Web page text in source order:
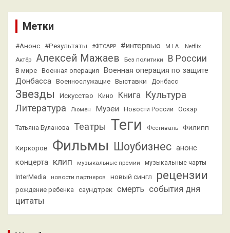
Метки
#Анонс #Результаты #ФТСАРР #интервью M.I.A. Netflix
Актёр Алексей Мажаев Без политики В России
В мире Военная операция
Военная операция по защите
Донбасса
Военнослужащие Выставки Донбасс
Звезды Искусство Кино Книга Культура
Литература Люмен Музеи Новости России Оскар
Татьяна Буланова Театры Теги Фестиваль Филипп
Киркоров Фильмы Шоубизнес анонс
концерта
клип музыкальные премии
музыкальные чарты
InterMedia
новости партнеров новый сингл рецензии
рождение ребенка саундтрек смерть события дня
цитаты